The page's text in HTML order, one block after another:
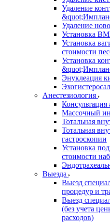
Удаление
Удаление
Установка
Установка
стоимости
Установка
Энуклеация
Анестезиология
Консультация
Массочный
Тотальная
Тотальная
гастроскопии
Установка
стоимости
Выезда
Выезд
процедур и
Выезд
(без учета
расходов)